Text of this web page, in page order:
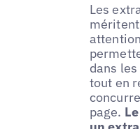
Les
dans
tout en
page.